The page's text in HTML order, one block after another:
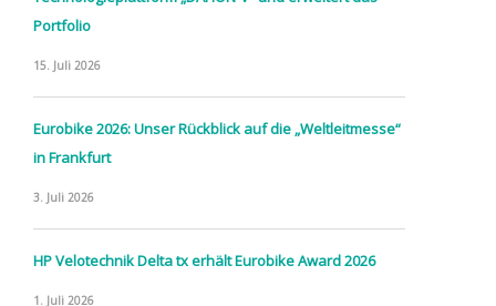
Portfolio
15. Juli 2026
Eurobike 2026: Unser Rückblick auf die „Weltleitmesse“
in Frankfurt
3. Juli 2026
HP Velotechnik Delta tx erhält Eurobike Award 2026
1. Juli 2026